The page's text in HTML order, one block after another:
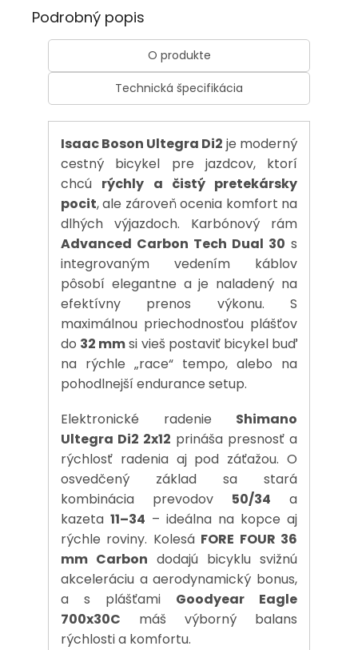
Podrobný popis
O produkte
Technická špecifikácia
Isaac Boson Ultegra Di2 je moderný
cestný bicykel pre jazdcov, ktorí
chcú rýchly a čistý pretekársky
pocit, ale zároveň ocenia komfort na
dlhých výjazdoch. Karbónový rám
Advanced Carbon Tech Dual 30 s
integrovaným vedením káblov
pôsobí elegantne a je naladený na
efektívny prenos výkonu. S
maximálnou priechodnosťou plášťov
do 32 mmsi vieš postaviť bicykel buď
na rýchle „race“ tempo, alebo na
pohodlnejší endurance setup.
Elektronické radenie Shimano
Ultegra Di2 2x12 prináša presnosť a
rýchlosť radenia aj pod záťažou. O
osvedčený základ sa stará
kombinácia prevodov 50/34 a
kazeta 11–34 – ideálna na kopce aj
rýchle roviny. Kolesá FORE FOUR 36
mm Carbon dodajú bicyklu svižnú
akceleráciu a aerodynamický bonus,
a s plášťami Goodyear Eagle
700x30C máš výborný balans
rýchlosti a komfortu.